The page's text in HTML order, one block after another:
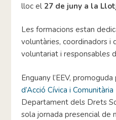
lloc el 27 de juny a la
Les formacions estan
voluntàries, coordinadors i
voluntariat i responsables
Enguany l’EEV, promoguda
d’Acció Cívica i
Departament dels Drets
sola jornada presencial de